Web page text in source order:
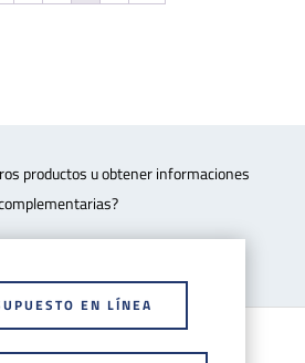
productos u obtener informaciones
EN LÍNEA